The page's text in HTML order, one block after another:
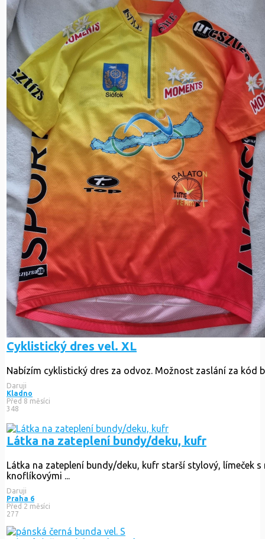
Cyklistický dres vel. XL
Nabízím cyklistický dres za odvoz. Možnost zaslání za kód
Daruji
Kladno
Před 8 měsíci
348
Látka na zateplení bundy/deku, kufr
Látka na zateplení bundy/deku, kufr starší stylový, límeček
knoflíkovými ...
Daruji
Praha 6
Před 2 měsíci
277